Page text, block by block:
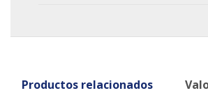
Productos relacionados